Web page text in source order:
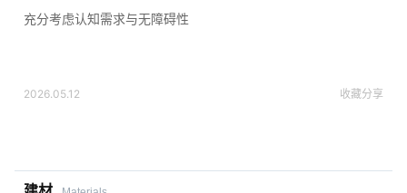
充分考虑认知需求与无障碍性
2026.05.12 收藏分享